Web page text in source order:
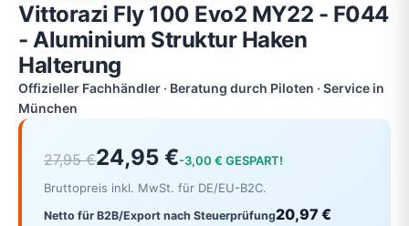
Vittorazi Fly 100 Evo2 MY22 - F044
- Aluminium Struktur Haken
Halterung
Offizieller Fachhändler · Beratung durch Piloten · Service in
München
27,95 €24,95 €-3,00 € GESPART!
Bruttopreis inkl. MwSt. für DE/EU-B2C.
Netto für B2B/Export nach Steuerprüfung20,97 €